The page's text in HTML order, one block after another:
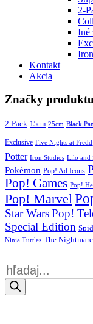
2-
Iné
Kontakt
Akcia
Značky produktu
2-Pack 15cm 25cm Black
Exclusive Five Nights at
Potter Iron Studios Lilo and
Pokémon Pop! Ad Icons
Pop! Games Pop!
Pop! Marvel
Star WarsPop!
Special Edition
Ninja Turtles The
Products
search